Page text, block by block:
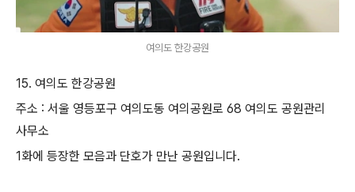
여의도 한강공원
15. 여의도 한강공원
주소 : 서울 영등포구 여의도동 여의공원로 68 여의도 공원관리
사무소
1화에 등장한 모음과 단호가 만난 공원입니다.